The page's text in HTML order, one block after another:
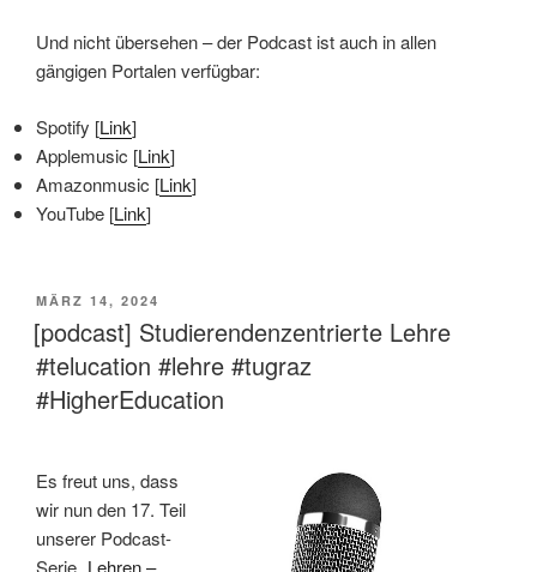
Und nicht übersehen – der Podcast ist auch in allen
gängigen Portalen verfügbar:
Spotify [Link]
Applemusic [Link]
Amazonmusic [Link]
YouTube [Link]
VERÖFFENTLICHT
AM
MÄRZ 14, 2024
[podcast] Studierendenzentrierte Lehre
#telucation #lehre #tugraz
#HigherEducation
Es freut uns, dass
wir nun den 17. Teil
unserer Podcast-